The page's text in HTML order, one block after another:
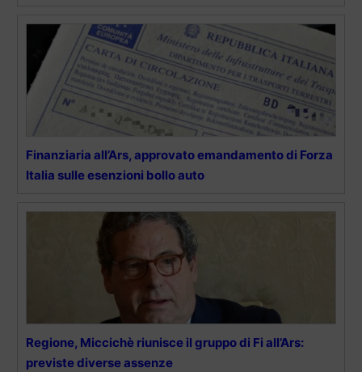
Finanziaria all’Ars, approvato emandamento di Forza
Italia sulle esenzioni bollo auto
Regione, Miccichè riunisce il gruppo di Fi all’Ars:
previste diverse assenze